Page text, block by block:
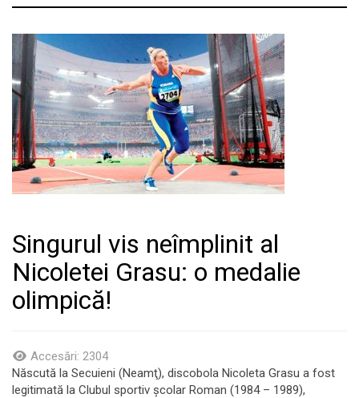
Singurul vis neîmplinit al
Nicoletei Grasu: o medalie
olimpică!
Accesări: 2304
Născută la Secuieni (Neamţ), discobola Nicoleta Grasu a fost
legitimată la Clubul sportiv şcolar Roman (1984 – 1989),